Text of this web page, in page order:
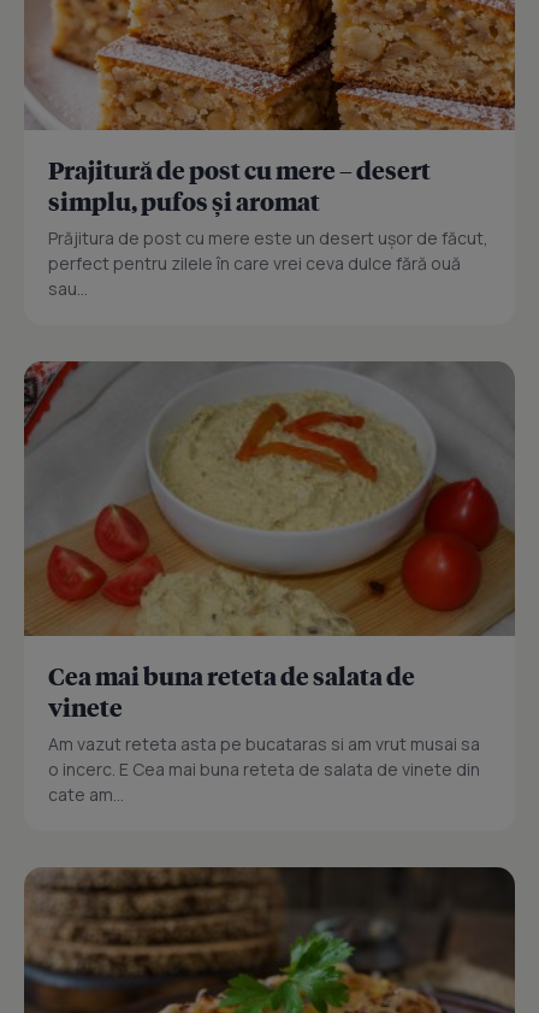
Prajitură de post cu mere – desert
simplu, pufos și aromat
Prăjitura de post cu mere este un desert ușor de făcut,
perfect pentru zilele în care vrei ceva dulce fără ouă
sau...
Cea mai buna reteta de salata de
vinete
Am vazut reteta asta pe bucataras si am vrut musai sa
o incerc. E Cea mai buna reteta de salata de vinete din
cate am...